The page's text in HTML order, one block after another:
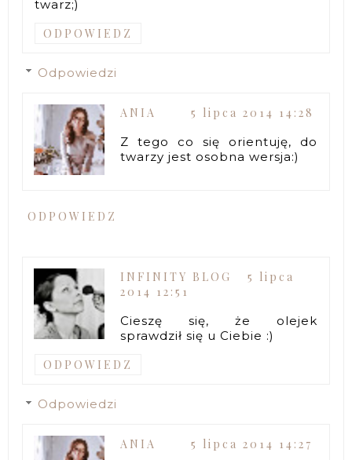
twarz;)
ODPOWIEDZ
Odpowiedzi
ANIA
5 lipca 2014 14:28
Z tego co się orientuję, do
twarzy jest osobna wersja:)
ODPOWIEDZ
INFINITY BLOG
5 lipca
2014 12:51
Cieszę się, że olejek
sprawdził się u Ciebie :)
ODPOWIEDZ
Odpowiedzi
ANIA
5 lipca 2014 14:27